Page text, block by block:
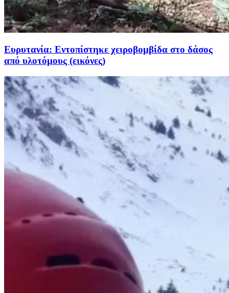
Ευρυτανία: Εντοπίστηκε χειροβομβίδα στο δάσος
από υλοτόμους (εικόνες)